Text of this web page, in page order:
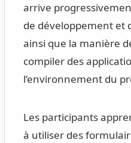
arrive
de développement et
ainsi que la manière
compiler des
l’environnement du
Les participants
à utiliser des